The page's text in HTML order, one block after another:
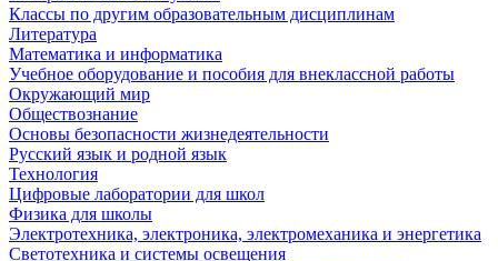
Классы по другим образовательным дисциплинам
Литература
Математика и информатика
Учебное оборудование и пособия для внеклассной работы
Окружающий мир
Обществознание
Основы безопасности жизнедеятельности
Русский язык и родной язык
Технология
Цифровые лаборатории для школ
Физика для школы
Электротехника, электроника, электромеханика и энергетика
Светотехника и системы освещения